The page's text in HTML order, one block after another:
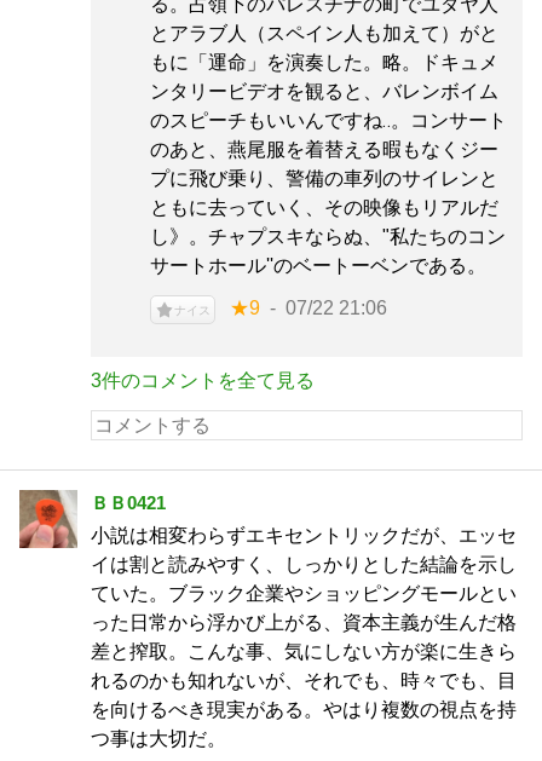
る。占領下のパレスチナの町でユダヤ人
とアラブ人（スペイン人も加えて）がと
もに「運命」を演奏した。略。ドキュメ
ンタリービデオを観ると、バレンボイム
のスピーチもいいんですね‥。コンサート
のあと、燕尾服を着替える暇もなくジー
プに飛び乗り、警備の車列のサイレンと
ともに去っていく、その映像もリアルだ
し》。チャプスキならぬ、"私たちのコン
サートホール''のベートーベンである。
ナイス ★9 07/22 21:06
3件のコメントを全て見る
ＢＢ0421
小説は相変わらずエキセントリックだが、エッセ
イは割と読みやすく、しっかりとした結論を示し
ていた。ブラック企業やショッピングモールとい
った日常から浮かび上がる、資本主義が生んだ格
差と搾取。こんな事、気にしない方が楽に生きら
れるのかも知れないが、それでも、時々でも、目
を向けるべき現実がある。やはり複数の視点を持
つ事は大切だ。